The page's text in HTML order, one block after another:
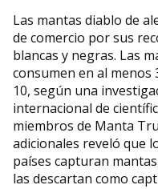
Las mantas diablo de
de comercio por sus
blancas y negras. Las
consumen en al menos
10, según una
internacional de
miembros de Manta
adicionales reveló que
países capturan
las descartan como